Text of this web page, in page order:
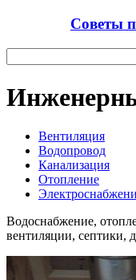
Советы
Вентиляция
Водопровод
Канализация
Отопление
Водоснабжение,
вентиляции, септики,